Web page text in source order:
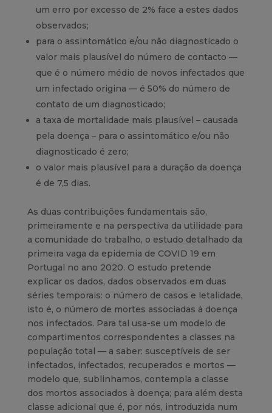
um erro por excesso de 2% face a estes dados
observados;
para o assintomático e/ou não diagnosticado o
valor mais plausível do número de contacto —
que é o número médio de novos infectados que
um infectado origina — é 50% do número de
contato de um diagnosticado;
a taxa de mortalidade mais plausível – causada
pela doença – para o assintomático e/ou não
diagnosticado é zero;
o valor mais plausível para a duração da doença
é de 7,5 dias.
As duas contribuições fundamentais são,
primeiramente e na perspectiva da utilidade para
a comunidade do trabalho, o estudo detalhado da
primeira vaga da epidemia de COVID 19 em
Portugal no ano 2020. O estudo pretende
explicar os dados, dados observados em duas
séries temporais: o número de casos e letalidade,
isto é, o número de mortes associadas à doença
nos infectados. Para tal usa-se um modelo de
compartimentos correspondentes a classes na
população total — a saber: susceptíveis de ser
infectados, infectados, recuperados e mortos —
modelo que, sublinhamos, contempla a classe
dos mortos associados à doença; para além desta
classe adicional que é, por nós, introduzida num